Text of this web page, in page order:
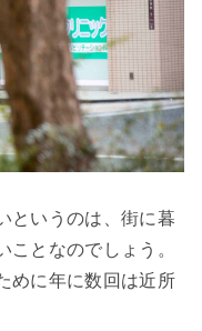
というのは、街に暮
ことなのでしょう。
めに年に数回は近所